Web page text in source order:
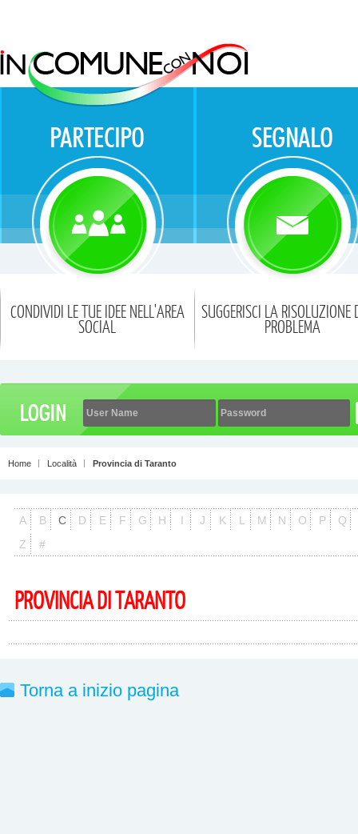
CONDIVIDI LE TUE IDEE NELL'AREA
SOCIAL
SUGGERISCI LA RISOLUZIONE
PROBLEMA
Home Località Provincia di Taranto
A B C D E F G H I J K L M N O P
Q
Z
#
PROVINCIA DI TARANTO
Torna a inizio pagina